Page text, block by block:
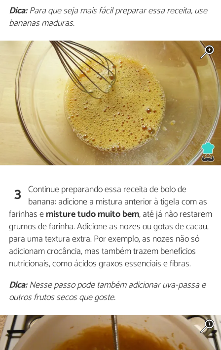
Dica:Para que seja mais fácil preparar essa receita, use
bananas maduras.
3 Continue preparando essa receita de bolo de
banana: adicione a mistura anterior à tigela com as
farinhas emisture tudo muito bem, até já não restarem
grumos de farinha. Adicione as nozes ou gotas de cacau,
para uma textura extra. Por exemplo, as nozes não só
adicionam crocância, mas também trazem benefícios
nutricionais, como ácidos graxos essenciais e fibras.
Dica:Nesse passo pode também adicionar uva-passa e
outros frutos secos que goste.